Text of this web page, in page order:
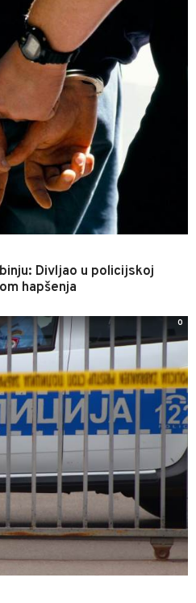
Divljao u policijskoj
hapšenja
0